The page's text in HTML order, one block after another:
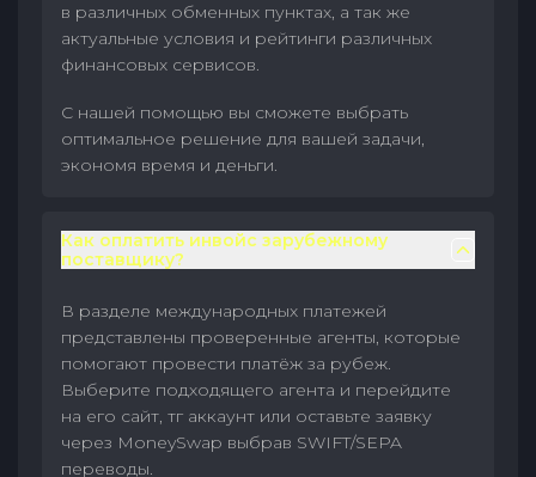
в различных обменных пунктах, а так же
актуальные условия и рейтинги различных
финансовых сервисов.
С нашей помощью вы сможете выбрать
оптимальное решение для вашей задачи,
экономя время и деньги.
Как оплатить инвойс зарубежному
поставщику?
В разделе международных платежей
представлены проверенные агенты, которые
помогают провести платёж за рубеж.
Выберите подходящего агента и перейдите
на его сайт, тг аккаунт или оставьте заявку
через MoneySwap выбрав SWIFT/SEPA
переводы.